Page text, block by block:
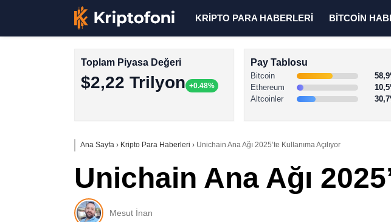
KRİPTO PARA HABERLERİ BİTCOİN
Toplam Piyasa Değeri
$2,22 Trilyon +0.48%
Pay Tablosu
Bitcoin
Ethereum
Altcoinler
Ana Sayfa › Kripto Para Haberleri › Unichain Ana Ağı 2025’te Kullanıma Açılıyor
Unichain Ana Ağı
Mesut İnan